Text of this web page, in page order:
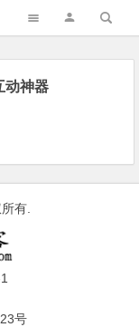
动神器
有.
号